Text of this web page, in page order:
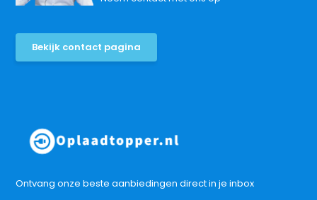
Bekijk contact pagina
Ontvang onze beste aanbiedingen direct in je inbox